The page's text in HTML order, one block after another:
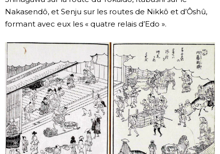
Nakasendô, et Senju sur les routes de Nikkô et d’Ôshû,
formant avec eux les « quatre relais d’Edo ».